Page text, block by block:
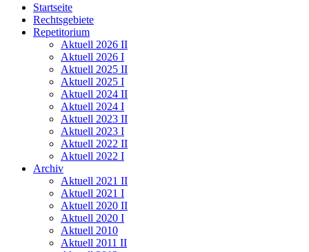
Startseite
Rechtsgebiete
Repetitorium
Aktuell 2026 II
Aktuell 2026 I
Aktuell 2025 II
Aktuell 2025 I
Aktuell 2024 II
Aktuell 2024 I
Aktuell 2023 II
Aktuell 2023 I
Aktuell 2022 II
Aktuell 2022 I
Archiv
Aktuell 2021 II
Aktuell 2021 I
Aktuell 2020 II
Aktuell 2020 I
Aktuell 2010
Aktuell 2011 II